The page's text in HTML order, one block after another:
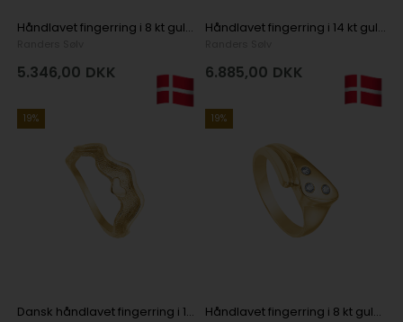
Håndlavet fingerring i 8 kt guld med lille hjerte
5.346,00 DKK
Håndlavet fingerring i 14 kt guld med lille hjerte
6.885,00 DKK
19%
Dansk håndlavet fingerring i 14 karat guld med et lille hjerte
19%
Håndlavet fingerring i 8 kt guld med 3 brillanter